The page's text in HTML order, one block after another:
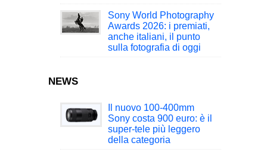
Sony World Photography
Awards 2026: i premiati,
anche italiani, il punto
sulla fotografia di oggi
NEWS
Il nuovo 100-400mm
Sony costa 900 euro: è il
super-tele più leggero
della categoria